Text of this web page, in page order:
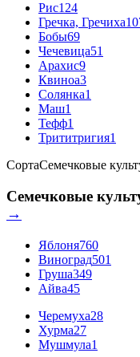
Рис124
Гречка, Гречиха
Бобы69
Чечевица51
Арахис9
Квиноа3
Солянка1
Маш1
Тефф1
Трититригия1
СортаСемечковые
Семечковые
→
Яблоня760
Виноград501
Груша349
Айва45
Черемуха28
Хурма27
Мушмула1